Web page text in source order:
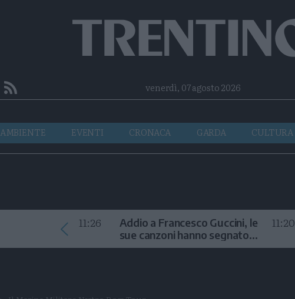
Telegram
RSSvenerdì, 07 agosto 2026
AMBIENTE EVENTI CRONACA GARDA CULTURA
11:26
Addio a Francesco Guccini, le
sue canzoni hanno segnato
la storia
11:20